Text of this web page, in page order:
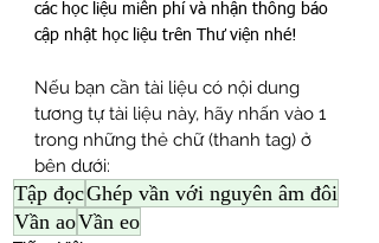
các học liệu miễn phí và nhận thông báo
cập nhật học liệu trên Thư viện nhé!
Nếu bạn cần tài liệu có nội dung
tương tự tài liệu này, hãy nhấn vào 1
trong những thẻ chữ (thanh tag) ở
bên dưới:
Tập đọcGhép vần với nguyên âm đôi
Vần aoVần eo